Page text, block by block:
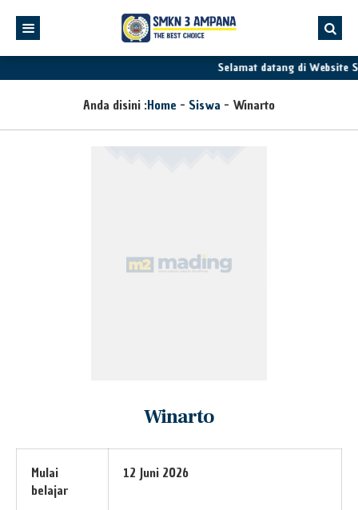
Selamat datang di Website
Anda disini :Home - Siswa - Winarto
Winarto
Mulai
belajar
12 Juni 2026